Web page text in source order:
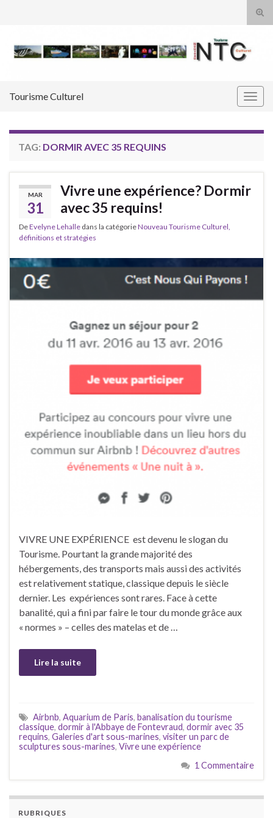
Tourisme Culturel
TAG: DORMIR AVEC 35 REQUINS
MAR
31
Vivre une expérience? Dormir
avec 35 requins!
DeEvelyne Lehalle dans la catégorieNouveau Tourisme Culturel,
définitions et stratégies
VIVRE UNE EXPÉRIENCE est devenu le slogan du
Tourisme. Pourtant la grande majorité des
hébergements, des transports mais aussi des activités
est relativement statique, classique depuis le siècle
dernier. Les expériences sont rares. Face à cette
banalité, qui a fini par faire le tour du monde grâce aux
« normes » – celles des matelas et de …
Lire la suite
Airbnb, Aquarium de Paris, banalisation du tourisme
classique, dormir à l'Abbaye de Fontevraud, dormir avec 35
requins, Galeries d'art sous-marines, visiter un parc de
sculptures sous-marines, Vivre une expérience
1 Commentaire
RUBRIQUES